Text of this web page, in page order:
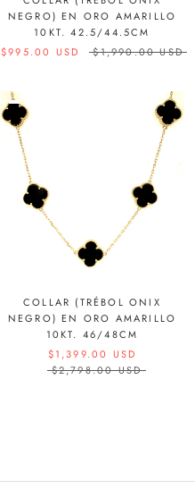
NEGRO) EN ORO AMARILLO
10KT. 42.5/44.5CM
$995.00 USD
$1,990.00 USD
COLLAR (TRÉBOL ONIX
NEGRO) EN ORO AMARILLO
10KT. 46/48CM
$1,399.00 USD
$2,798.00 USD